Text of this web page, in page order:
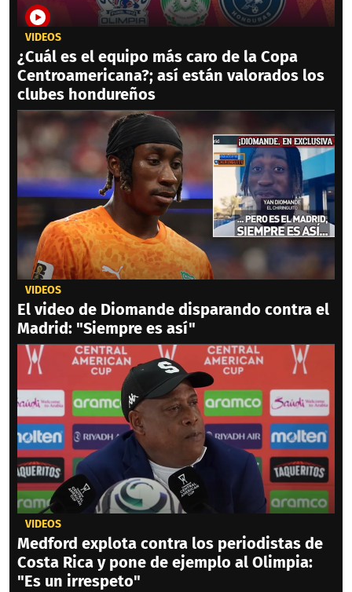
VIDEOS
¿Cuál es el equipo más caro de la Copa
Centroamericana?; así están valorados los
clubes hondureños
VIDEOS
El video de Diomande disparando contra el
Madrid: "Siempre es así"
VIDEOS
Medford explota contra los periodistas de
Costa Rica y pone de ejemplo al Olimpia:
"Es un irrespeto"